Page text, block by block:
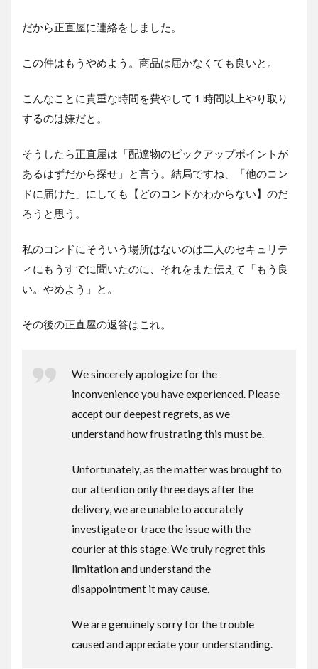
だから正直屋に連絡をしました。
この件はもうやめよう。商品は届かなくても良いと。
こんなことに貴重な時間を費やして１時間以上やり取り
するのは嫌だと。
そうしたら正直屋は「配達物のピックアップポイントが
あるはずだから探せ」と言う。結局ですね、「他のコン
ドに届けた」にしても【どのコンドかわからない】のだ
ろうと思う。
私のコンドにそういう場所はないのは二人のセキュリテ
ィにもうすでに聞いたのに、それをまた伝えて「もう良
い。やめよう」と。
その後の正直屋の返答はこれ。
We sincerely apologize for the
inconvenience you have experienced. Please
accept our deepest regrets, as we
understand how frustrating this must be.
Unfortunately, as the matter was brought to
our attention only three days after the
delivery, we are unable to accurately
investigate or trace the issue with the
courier at this stage. We truly regret this
limitation and understand the
disappointment it may cause.
We are genuinely sorry for the trouble
caused and appreciate your understanding.